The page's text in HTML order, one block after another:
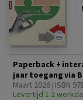
Paperback +
jaar toegang via
Maart 2026 | ISBN
Levertijd 1-2